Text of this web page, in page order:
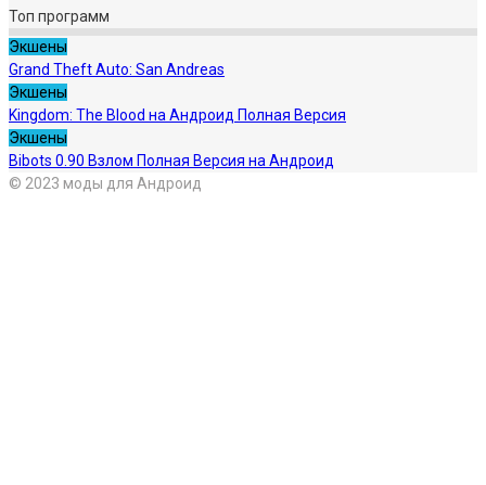
Топ программ
Экшены
Grand Theft Auto: San Andreas
Экшены
Kingdom: The Blood на Андроид Полная Версия
Экшены
Bibots 0.90 Взлом Полная Версия на Андроид
© 2023 моды для Андроид